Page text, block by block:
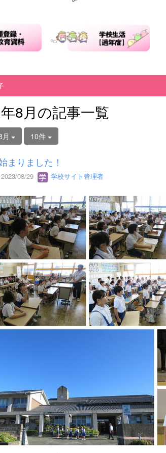
8月の記事一覧
10件
まりました！
08/29 学校サイト管理者